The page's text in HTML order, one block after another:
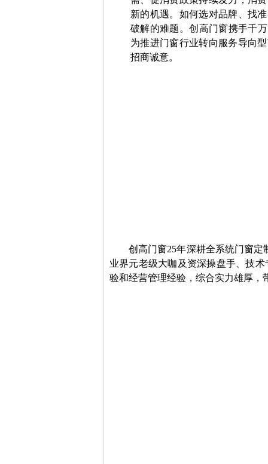
新的机遇。如何选对品牌、找
破解的难题。创高门窗携手千
为推进门窗行业转向服务导向
招商诚意。
创高门窗25年深耕全系统门窗
业界元老级大咖及资深操盘手、技
验和经营管理经验，综合实力雄厚，